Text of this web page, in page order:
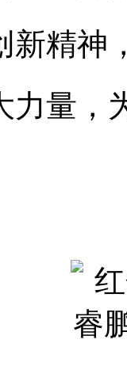
新精神
力量，